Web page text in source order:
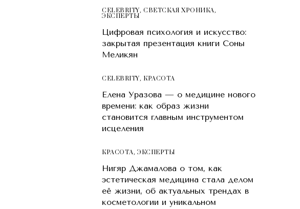
CELEBRITY,СВЕТСКАЯ ХРОНИКА,
ЭКСПЕРТЫ
Цифровая психология и искусство:
закрытая презентация книги Соны
Меликян
CELEBRITY, КРАСОТA
Елена Уразова — о медицине нового
времени: как образ жизни
становится главным инструментом
исцеления
КРАСОТA, ЭКСПЕРТЫ
Нигяр Джамалова о том, как
эстетическая медицина стала делом
её жизни, об актуальных трендах в
косметологии и уникальном